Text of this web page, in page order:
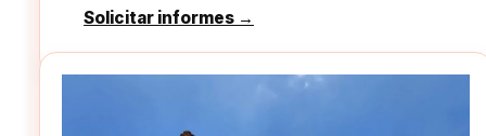
Solicitar informes →